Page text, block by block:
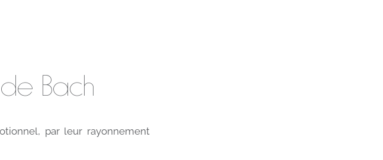
Bach
par leur rayonnement